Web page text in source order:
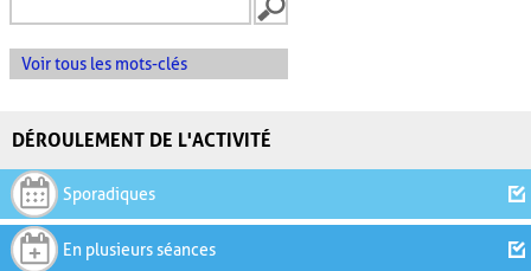
Voir tous les mots-clés
DÉROULEMENT DE L'ACTIVITÉ
Sporadiques
En plusieurs séances